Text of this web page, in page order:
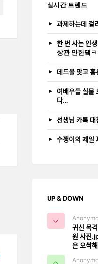
실시간 트렌드
과제하는데
한 번 사는
상관
데드볼 맞고
여배우들
다…
선생님
수깽이의 제일
UP & DOWN
귀신
원
은